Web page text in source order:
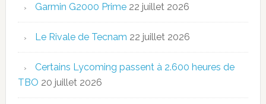
Garmin G2000 Prime 22 juillet 2026
Le Rivale de Tecnam 22 juillet 2026
Certains Lycoming passent à 2.600 heures de
TBO 20 juillet 2026